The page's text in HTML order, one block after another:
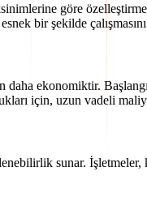
göre
bir şekilde
ekonomiktir.
için, uzun vadeli
sunar.